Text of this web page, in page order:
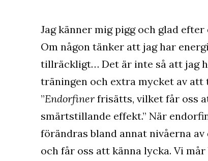
Jag känner mig pigg och glad
Om någon tänker att jag har
tillräckligt… Det är inte så att jag
träningen och extra mycket av att
”Endorfiner frisätts, vilket får oss
smärtstillande effekt.” När
förändras bland annat nivåerna
och får oss att känna lycka. Vi